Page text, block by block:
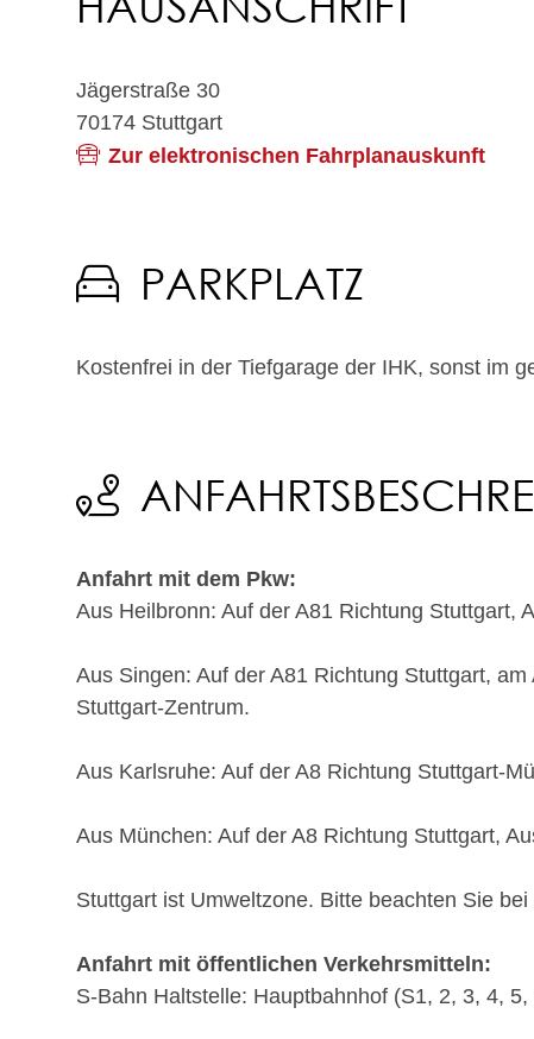
Jägerstraße 30
70174 Stuttgart
Zur elektronischen Fahrplanauskunft
PARKPLATZ
Kostenfrei in der Tiefgarage der IHK, sonst im
Anfahrt mit dem Pkw:
Aus Heilbronn: Auf der A81 Richtung Stuttgart,
Aus Singen: Auf der A81 Richtung Stuttgart,
Stuttgart-Zentrum.
Aus Karlsruhe: Auf der A8 Richtung Stuttgart-
Aus München: Auf der A8 Richtung Stuttgart,
Stuttgart ist Umweltzone. Bitte beachten Sie
Anfahrt mit öffentlichen Verkehrsmitteln:
S-Bahn Haltstelle: Hauptbahnhof (S1, 2, 3, 4, 5,